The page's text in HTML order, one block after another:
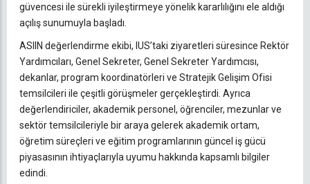
güvencesi ile sürekli iyileştirmeye yönelik kararlılığını ele aldığı
açılış sunumuyla başladı.
ASIIN değerlendirme ekibi, IUS’taki ziyaretleri süresince Rektör
Yardımcıları, Genel Sekreter, Genel Sekreter Yardımcısı,
dekanlar, program koordinatörleri ve Stratejik Gelişim Ofisi
temsilcileri ile çeşitli görüşmeler gerçekleştirdi. Ayrıca
değerlendiriciler, akademik personel, öğrenciler, mezunlar ve
sektör temsilcileriyle bir araya gelerek akademik ortam,
öğretim süreçleri ve eğitim programlarının güncel iş gücü
piyasasının ihtiyaçlarıyla uyumu hakkında kapsamlı bilgiler
edindi.